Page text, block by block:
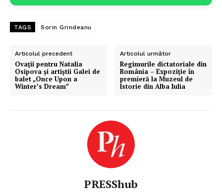
TAGS Sorin Grindeanu
Articolul precedent
Ovații pentru Natalia
Osipova și artiștii Galei de
balet „Once Upon a
Winter’s Dream”
Articolul următor
Regimurile dictatoriale din
România – Expoziție în
premieră la Muzeul de
Istorie din Alba Iulia
PRESShub